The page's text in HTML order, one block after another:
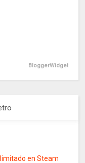
BloggerWidget
en Steam